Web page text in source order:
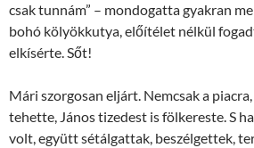
csak tunnám” – mondogatta gyakran
bohó kölyökkutya, előítélet nélkül
elkísérte. Sőt!
Mári szorgosan eljárt. Nemcsak a
tehette, János tizedest is fölkereste. S
volt, együtt sétálgattak, beszélgettek,